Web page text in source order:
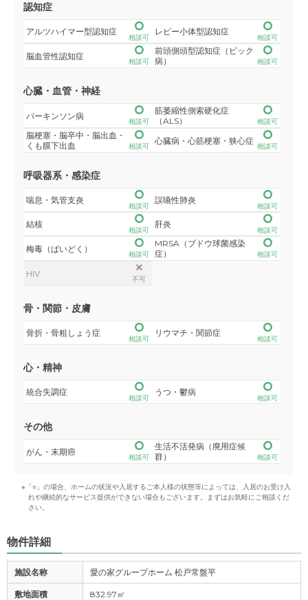
認知症
アルツハイマー型認知症
相談可
レビー小体型認知症
相談可
脳血管性認知症
相談可
前頭側頭型認知症（ピック
病）
相談可
心臓・血管・神経
パーキンソン病
相談可
筋萎縮性側索硬化症
（ALS）
相談可
脳梗塞・脳卒中・脳出血・
くも膜下出血
相談可
心臓病・心筋梗塞・狭心症
相談可
呼吸器系・感染症
喘息・気管支炎
相談可
誤嚥性肺炎
相談可
結核
相談可
肝炎
相談可
梅毒（ばいどく）
相談可
MRSA（ブドウ球菌感染
症）
相談可
HIV
不可
骨・関節・皮膚
骨折・骨粗しょう症
相談可
リウマチ・関節症
相談可
心・精神
統合失調症
相談可
うつ・鬱病
相談可
その他
がん・末期癌
相談可
生活不活発病（廃用症候
群）
相談可
※「○」の場合、ホームの状況や入居するご本人様の状態等によっては、入居のお受け入
れや継続的なサービス提供ができない場合もございます。まずはお気軽にご相談くだ
さい。
物件詳細
施設名称 愛の家グループホーム 松戸常盤平
敷地面積 832.97㎡